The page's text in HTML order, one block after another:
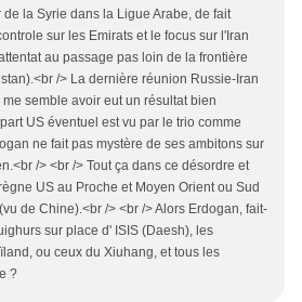
la Syrie dans la Ligue Arabe, de fait
sur les Emirats et le focus sur l'Iran
au passage pas loin de la frontière
/> La dernière réunion Russie-Iran
semble avoir eut un résultat bien
US éventuel est vu par le trio comme
ne fait pas mystère de ses ambitons sur
/> <br /> Tout ça dans ce désordre et
US au Proche et Moyen Orient ou Sud
de Chine).<br /> <br /> Alors Erdogan, fait-
sur place d' ISIS (Daesh), les
ou ceux du Xiuhang, et tous les
?